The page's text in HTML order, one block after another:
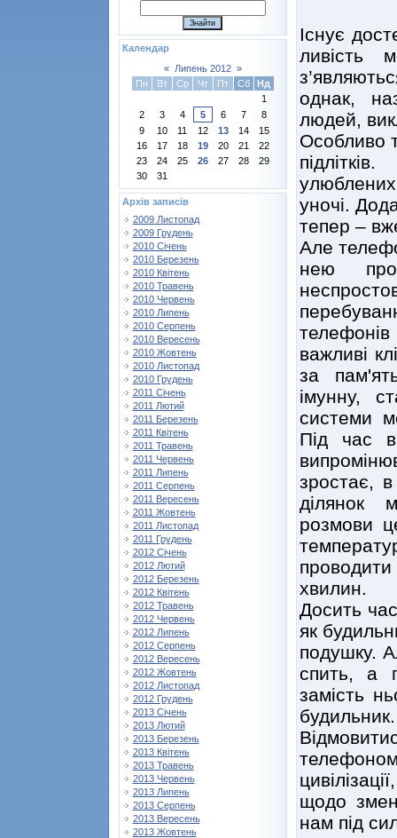
Календар
«
Липень 2012 »
Пн
Вт Ср Чт Пт Сб
Нд
1
2
3 4 5 6 7
8
9
10 11 12 13 14
15
16
17 18 19 20 21
22
23
24 25 26 27 28
29
30
31
Архів записів
2009 Листопад
2009 Грудень
2010 Січень
2010 Березень
2010 Квітень
2010 Травень
2010 Червень
2010 Липень
2010 Серпень
2010 Вересень
2010 Жовтень
2010 Листопад
2010 Грудень
2011 Січень
2011 Лютий
2011 Березень
2011 Квітень
2011 Травень
2011 Червень
2011 Липень
2011 Серпень
2011 Вересень
2011 Жовтень
2011 Листопад
2011 Грудень
2012 Січень
2012 Лютий
2012 Березень
2012 Квітень
2012 Травень
2012 Червень
2012 Липень
2012 Серпень
2012 Вересень
2012 Жовтень
2012 Листопад
2012 Грудень
2013 Січень
2013 Лютий
2013 Березень
2013 Квітень
2013 Травень
2013 Червень
2013 Липень
2013 Серпень
2013 Вересень
2013 Жовтень
Існує
ливість
однак,
людей,
Особливо
уночі.
тепер –
Але
нею
телефонів
важливі
за
імунну,
системи
Під час
зростає,
ділянок
розмови
хвилин.
Досить
як
подушку.
спить, а
замість
будильник.
щодо
нам під